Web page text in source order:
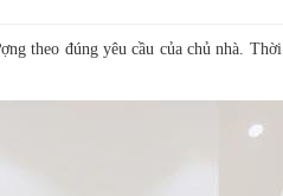
theo đúng yêu cầu của chủ nhà.